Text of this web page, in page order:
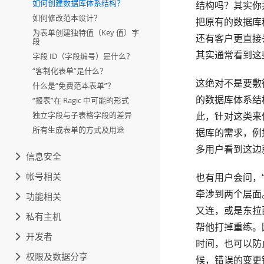
如何创建数据库体系结构？
如何修改范本设计？
为表单创建独特值（Key 值）字
段
字段 ID（字段编号）是什么？
“客制化表单”是什么？
什么是“免费范本表单”？
“报表”在 Ragic 中可能的形式
独立字段与子表格字段的差异
所有生成表单的方式及用途
信息安全
帐号相关
功能相关
私有主机
开发者
权限及数据分享
结构吗？其实
把原有的数据
还有客户更直
其实通常看到
这绝对不是要
的数据库体系
此，针对这类
据库的需求，
多用户看到这
也有用户会问，
牵涉到两个层
又连，或是东
帮他打掉重练
时间，也可以
候，错误的变